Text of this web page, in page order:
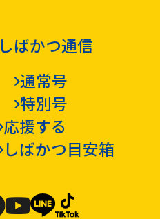
しばかつ通信
通常号
特別号
応援する
しばかつ目安箱